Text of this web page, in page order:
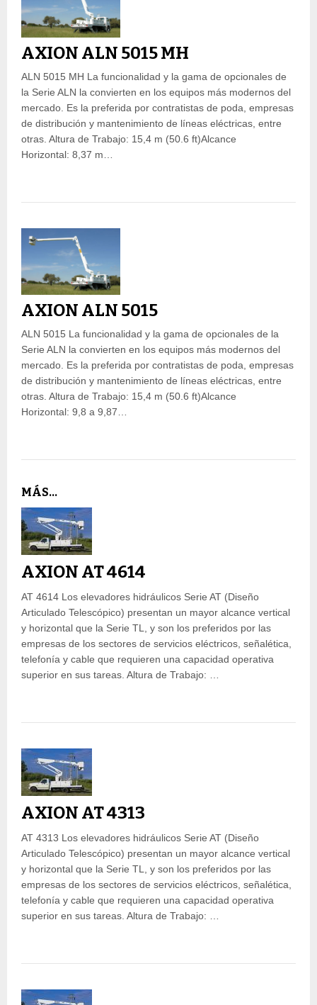
AXION ALN 5015 MH
ALN 5015 MH La funcionalidad y la gama de opcionales de
la Serie ALN la convierten en los equipos más modernos del
mercado. Es la preferida por contratistas de poda, empresas
de distribución y mantenimiento de líneas eléctricas, entre
otras. Altura de Trabajo: 15,4 m (50.6 ft)Alcance
Horizontal: 8,37 m…
AXION ALN 5015
ALN 5015 La funcionalidad y la gama de opcionales de la
Serie ALN la convierten en los equipos más modernos del
mercado. Es la preferida por contratistas de poda, empresas
de distribución y mantenimiento de líneas eléctricas, entre
otras. Altura de Trabajo: 15,4 m (50.6 ft)Alcance
Horizontal: 9,8 a 9,87…
MÁS...
AXION AT 4614
AT 4614 Los elevadores hidráulicos Serie AT (Diseño
Articulado Telescópico) presentan un mayor alcance vertical
y horizontal que la Serie TL, y son los preferidos por las
empresas de los sectores de servicios eléctricos, señalética,
telefonía y cable que requieren una capacidad operativa
superior en sus tareas. Altura de Trabajo: …
AXION AT 4313
AT 4313 Los elevadores hidráulicos Serie AT (Diseño
Articulado Telescópico) presentan un mayor alcance vertical
y horizontal que la Serie TL, y son los preferidos por las
empresas de los sectores de servicios eléctricos, señalética,
telefonía y cable que requieren una capacidad operativa
superior en sus tareas. Altura de Trabajo: …